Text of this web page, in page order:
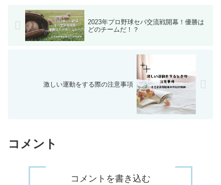
2023年プロ野球セパ交流戦開幕！優勝は
どのチームだ！？
激しい運動をする際の注意事項
コメント
コメントを書き込む